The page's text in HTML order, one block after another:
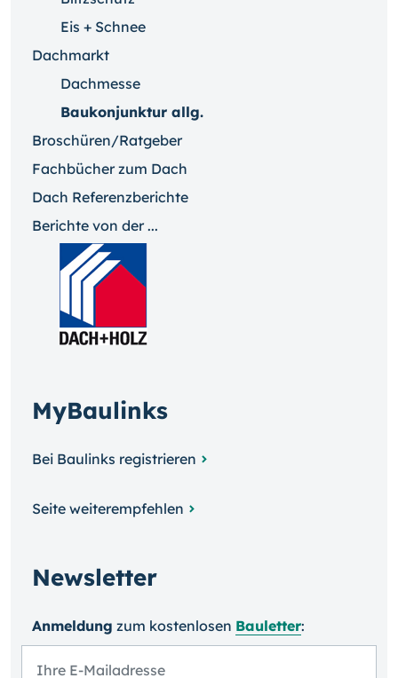
Eis + Schnee
Dachmarkt
Dachmesse
Baukonjunktur allg.
Broschüren/Ratgeber
Fachbücher zum Dach
Dach Referenzberichte
Berichte von der ...
MyBaulinks
Bei Baulinks registrieren
Seite weiterempfehlen
Newsletter
Anmeldung zum kosten­losen Bauletter: